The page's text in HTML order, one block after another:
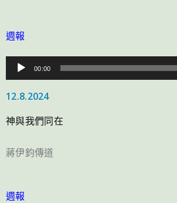
週報
訊
播
放
00:00
12.8.2024
神與我們同在
蔣伊鈞傳道
週報